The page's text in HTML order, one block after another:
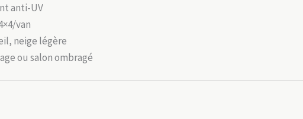
anti-UV
van
neige légère
ou salon ombragé